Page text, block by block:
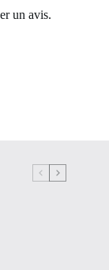
un avis.